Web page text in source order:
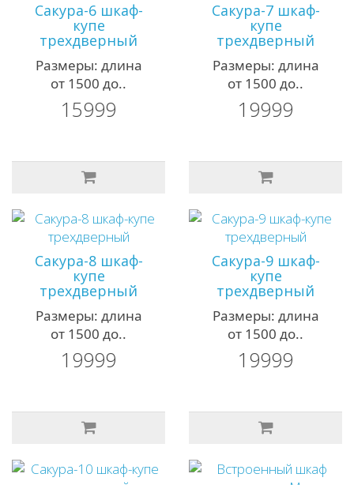
Сакура-6 шкаф-
купе
трехдверный
Размеры: длина
от 1500 до..
15999
Сакура-7 шкаф-
купе
трехдверный
Размеры: длина
от 1500 до..
19999
Сакура-8 шкаф-
купе
трехдверный
Размеры: длина
от 1500 до..
19999
Сакура-9 шкаф-
купе
трехдверный
Размеры: длина
от 1500 до..
19999